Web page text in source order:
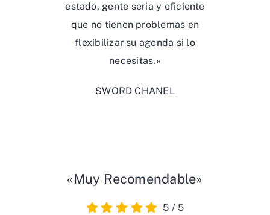
estado, gente seria y eficiente
que no tienen problemas en
flexibilizar su agenda si lo
necesitas.»
SWORD CHANEL
«Muy Recomendable»
5 / 5